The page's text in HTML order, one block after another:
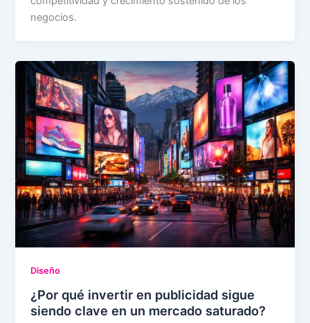
negocios.
Diseño
¿Por qué invertir en publicidad sigue
siendo clave en un mercado saturado?